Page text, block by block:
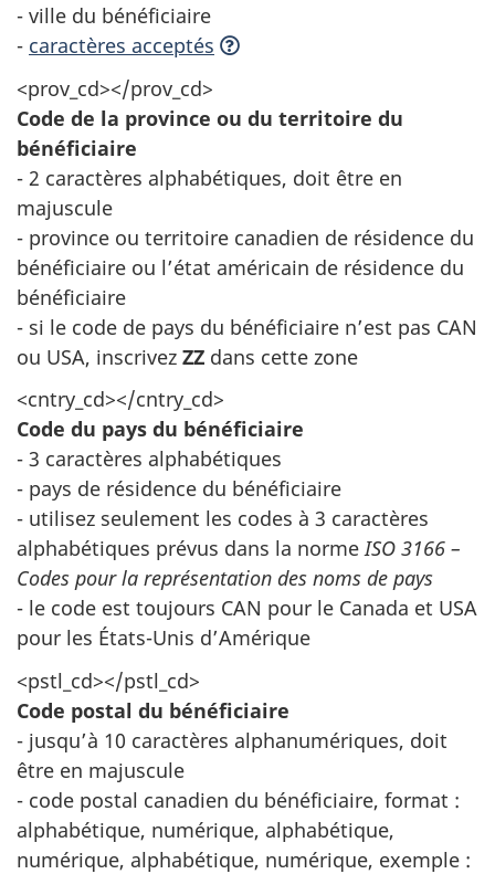
- ville du bénéficiaire
- caractères acceptés
<prov_cd></prov_cd>
Code de la province ou du territoire du
bénéficiaire
- 2 caractères alphabétiques, doit être en
majuscule
- province ou territoire canadien de résidence du
bénéficiaire ou l’état américain de résidence du
bénéficiaire
- si le code de pays du bénéficiaire n’est pas CAN
ou USA, inscrivez ZZ dans cette zone
<cntry_cd></cntry_cd>
Code du pays du bénéficiaire
- 3 caractères alphabétiques
- pays de résidence du bénéficiaire
- utilisez seulement les codes à 3 caractères
alphabétiques prévus dans la normeISO 3166 –
Codes pour la représentation des noms de pays
- le code est toujours CAN pour le Canada et USA
pour les États-Unis d’Amérique
<pstl_cd></pstl_cd>
Code postal du bénéficiaire
- jusqu’à 10 caractères alphanumériques, doit
être en majuscule
- code postal canadien du bénéficiaire, format :
alphabétique, numérique, alphabétique,
numérique, alphabétique, numérique, exemple :